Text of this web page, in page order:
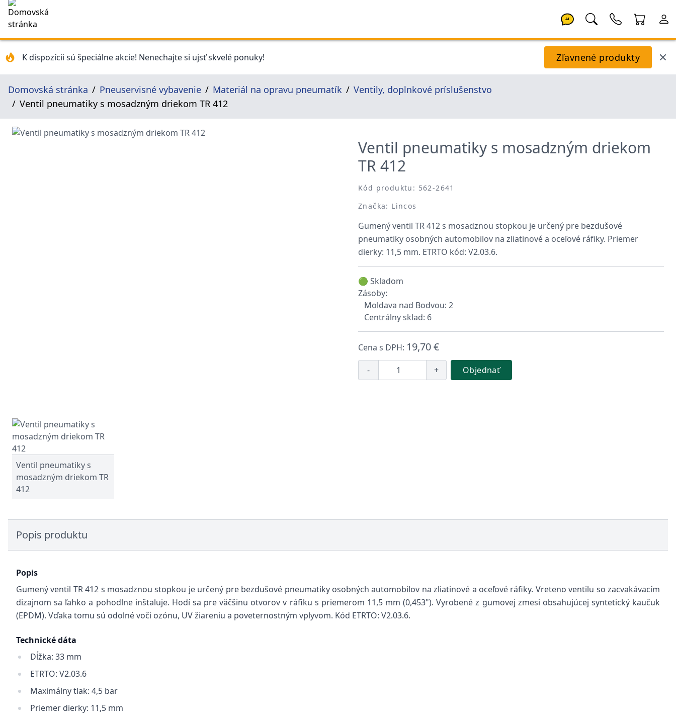
AI
K dispozícii sú špeciálne akcie! Nenechajte si ujsť skvelé ponuky! Zľavnené produkty
Domovská stránka Pneuservisné vybavenie Materiál na opravu pneumatík
Ventily, doplnkové príslušenstvo
Ventil pneumatiky s mosadzným driekom TR 412
Ventil pneumatiky s mosadzným driekom
TR 412
Kód produktu: 562-2641
Značka: Lincos
Gumený ventil TR 412 s mosadznou stopkou je určený pre bezdušové
pneumatiky osobných automobilov na zliatinové a oceľové ráfiky. Priemer
dierky: 11,5 mm. ETRTO kód: V2.03.6.
🟢 Skladom
Zásoby:
Moldava nad Bodvou: 2
Centrálny sklad: 6
Cena s DPH: 19,70 €
- + Objednať
Ventil pneumatiky s
mosadzným driekom TR
412
Popis produktu
Popis
Gumený ventil TR 412 s mosadznou stopkou je určený pre bezdušové pneumatiky osobných automobilov na zliatinové a oceľové ráfiky. Vreteno ventilu so zacvakávacím
dizajnom sa ľahko a pohodlne inštaluje. Hodí sa pre väčšinu otvorov v ráfiku s priemerom 11,5 mm (0,453"). Vyrobené z gumovej zmesi obsahujúcej syntetický kaučuk
(EPDM). Vďaka tomu sú odolné voči ozónu, UV žiareniu a poveternostným vplyvom. Kód ETRTO: V2.03.6.
Technické dáta
Dĺžka: 33 mm
ETRTO: V2.03.6
Maximálny tlak: 4,5 bar
Priemer dierky: 11,5 mm